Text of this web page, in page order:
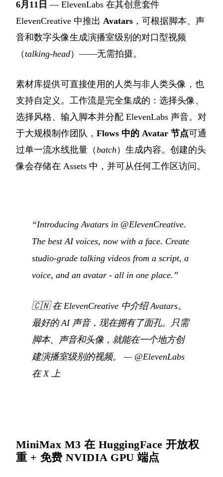
6月11日 — ElevenLabs 在其创意套件
ElevenCreative 中推出 Avatars ，可根据脚本、声
音和数字头像生成演播室级别的对口型视频
（talking-head）——无需拍摄。
素材库提供可直接使用的人类与非人类头像，也
支持自定义。工作流是完全集成的：选择头像、
选择风格、输入脚本并分配 ElevenLabs 声音。对
于大规模制作团队， Flows 中的 Avatar 节点可通
过单一流水线批量（batch ）生成内容。创建的头
像会存储在 Assets 中，并可从任何工作区访问。
“Introducing Avatars in @ElevenCreative.
The best AI voices, now with a face. Create
studio-grade talking videos from a script, a
voice, and an avatar - all in one place.”
🇨🇳在 ElevenCreative 中介绍 Avatars。
最好的 AI 声音，现在拥有了面孔。只需
脚本、声音和头像，就能在一个地方创
建演播室级别的视频。
— @ElevenLabs
在 X 上
MiniMax M3 在 HuggingFace 开放权
重 + 免费 NVIDIA GPU 端点